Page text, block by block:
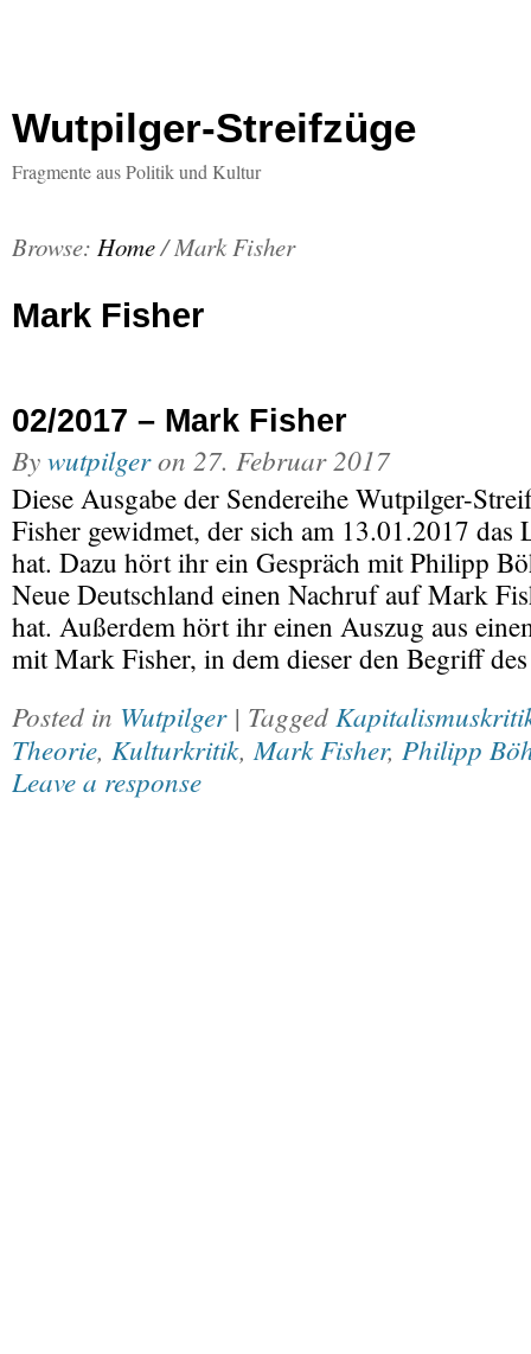
Wutpilger-Streifzüge
Fragmente aus Politik und Kultur
Browse: Home/Mark Fisher
Mark Fisher
02/2017 – Mark Fisher
Bywutpilgeron 27. Februar 2017
Diese Ausgabe der Sendereihe Wutpilger-
Fisher gewidmet, der sich am 13.01.2017 das
hat. Dazu hört ihr ein Gespräch mit Philipp
Neue Deutschland einen Nachruf auf Mark
hat. Außerdem hört ihr einen Auszug aus
mit Mark Fisher, in dem dieser den Begriff
Posted in Wutpilger | Tagged
Theorie, Kulturkritik, Mark Fisher, Philipp
Leave a response